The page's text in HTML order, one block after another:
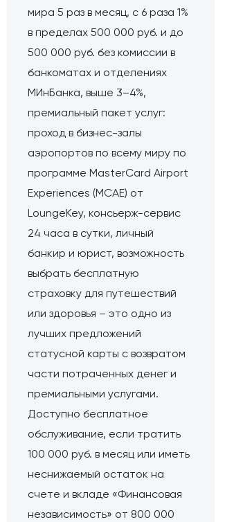
мира 5 раз в месяц, с 6 раза 1%
в пределах 500 000 руб. и до
500 000 руб. без комиссии в
банкоматах и отделениях
МИнБанка, выше 3–4%,
премиальный пакет услуг:
проход в бизнес-залы
аэропортов по всему миру по
программе MasterCard Airport
Experiences (MCAE) от
LoungeKey, консьерж-сервис
24 часа в сутки, личный
банкир и юрист, возможность
выбрать бесплатную
страховку для путешествий
или здоровья – это одно из
лучших предложений
статусной карты с возвратом
части потраченных денег и
премиальными услугами.
Доступно бесплатное
обслуживание, если тратить
100 000 руб. в месяц или иметь
неснижаемый остаток на
счете и вкладе «Финансовая
независимость» от 800 000